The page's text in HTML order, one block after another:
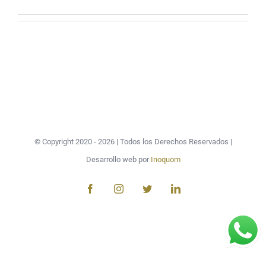
© Copyright 2020 - 2026 | Todos los Derechos Reservados |
Desarrollo web por Inoquom
FacebookInstagramTwitterLinkedIn